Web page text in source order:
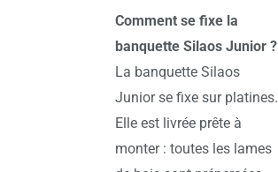
Comment se fixe la
banquette Silaos Junior ?
La banquette Silaos
Junior se fixe sur platines.
Elle est livrée prête à
monter : toutes les lames